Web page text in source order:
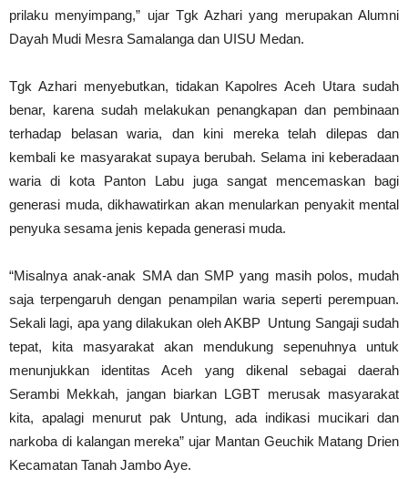
prilaku menyimpang,” ujar Tgk Azhari yang merupakan Alumni
Dayah Mudi Mesra Samalanga dan UISU Medan.
Tgk Azhari menyebutkan, tidakan Kapolres Aceh Utara sudah
benar, karena sudah melakukan penangkapan dan pembinaan
terhadap belasan waria, dan kini mereka telah dilepas dan
kembali ke masyarakat supaya berubah. Selama ini keberadaan
waria di kota Panton Labu juga sangat mencemaskan bagi
generasi muda, dikhawatirkan akan menularkan penyakit mental
penyuka sesama jenis kepada generasi muda.
“Misalnya anak-anak SMA dan SMP yang masih polos, mudah
saja terpengaruh dengan penampilan waria seperti perempuan.
Sekali lagi, apa yang dilakukan oleh AKBP Untung Sangaji sudah
tepat, kita masyarakat akan mendukung sepenuhnya untuk
menunjukkan identitas Aceh yang dikenal sebagai daerah
Serambi Mekkah, jangan biarkan LGBT merusak masyarakat
kita, apalagi menurut pak Untung, ada indikasi mucikari dan
narkoba di kalangan mereka” ujar Mantan Geuchik Matang Drien
Kecamatan Tanah Jambo Aye.